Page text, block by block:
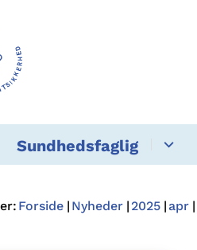
Sundhedsfaglig
Forside Nyheder 2025 apr